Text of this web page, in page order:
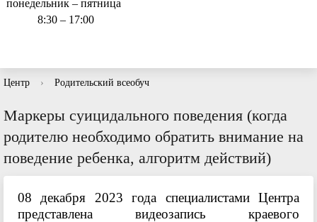
понедельник – пятница
8:30 – 17:00
Центр › Родительский всеобуч
Маркеры суицидального поведения (когда
родителю необходимо обратить внимание на
поведение ребенка, алгоритм действий)
08 декабря 2023 года специалистами Центра
представлена видеозапись краевого